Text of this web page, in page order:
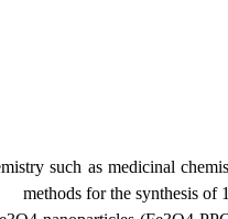
areas of chemistry such as
methods for the